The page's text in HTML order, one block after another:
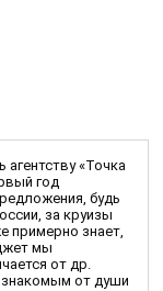
«Точка
год
будь
за круизы
примерно знает,
мы
от др.
знакомым от души